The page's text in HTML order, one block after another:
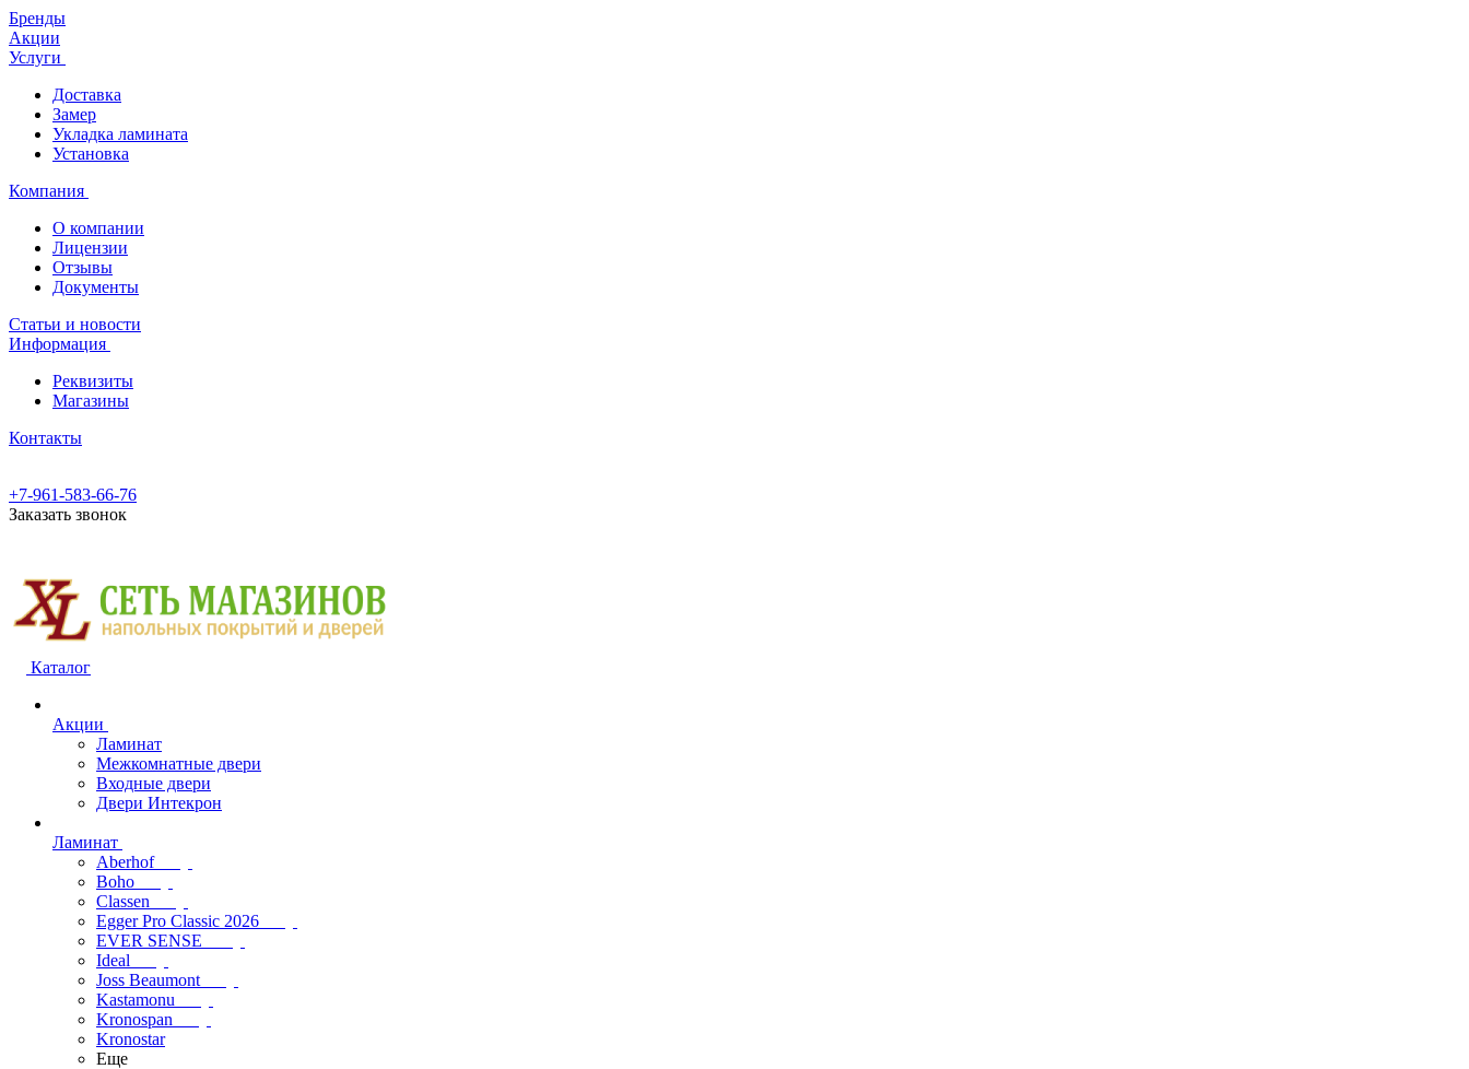
Бренды
Акции
Услуги
Доставка
Замер
Укладка ламината
Установка
Компания
О компании
Лицензии
Отзывы
Документы
Статьи и новости
Информация
Реквизиты
Магазины
Контакты
+7-961-583-66-76
Заказать звонок
Каталог
Акции
Ламинат
Межкомнатные двери
Входные двери
Двери Интекрон
Ламинат
Aberhof
Boho
Classen
Egger Pro Classic 2026
EVER SENSE
Ideal
Joss Beaumont
Kastamonu
Kronospan
Kronostar
Еще